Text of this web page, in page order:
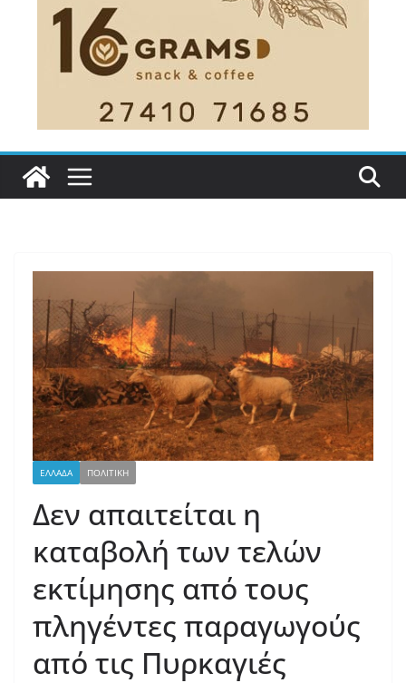
ΕΛΛΑΔΑ ΠΟΛΙΤΙΚΗ
Δεν απαιτείται η
καταβολή των τελών
εκτίμησης από τους
πληγέντες παραγωγούς
από τις Πυρκαγιές